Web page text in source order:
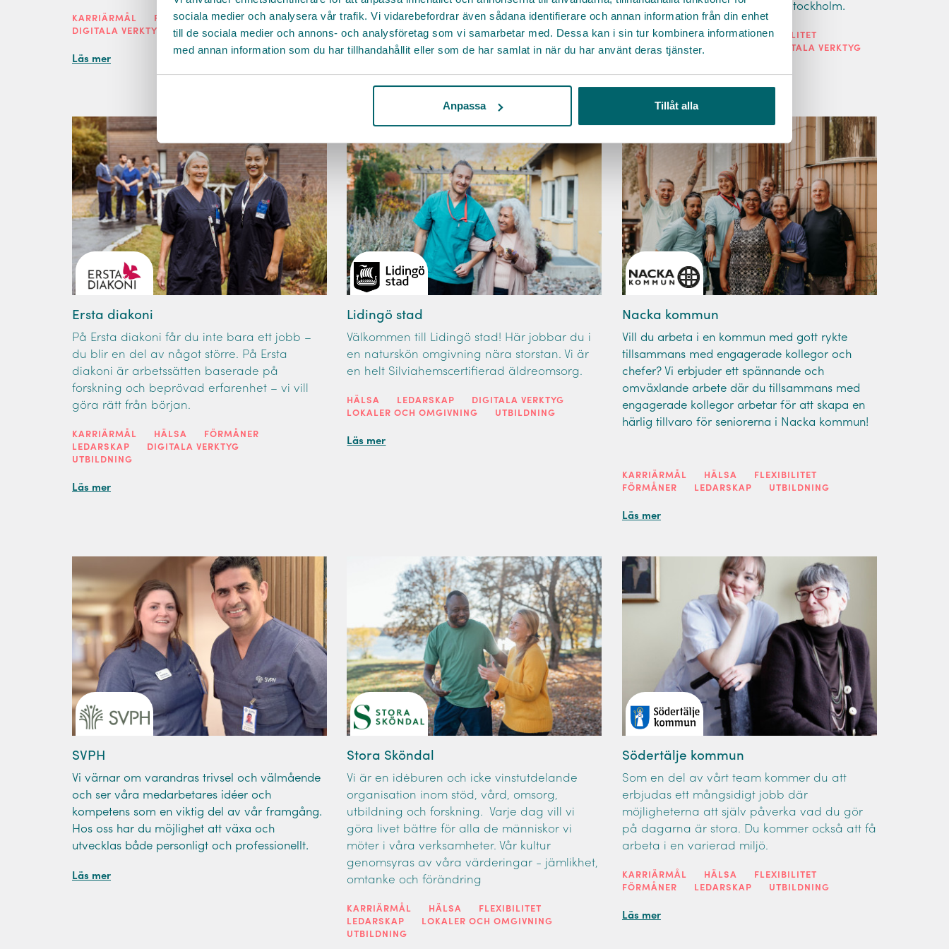
sociala medier och analysera vår trafik. Vi vidarebefordrar även sådana identifierare och annan information från din enhet
till de sociala medier och annons- och analysföretag som vi samarbetar med. Dessa kan i sin tur kombinera informationen
med annan information som du har tillhandahållit eller som de har samlat in när du har använt deras tjänster.
Anpassa Tillåt alla
KARRIÄRMÅL FÖRMÅNER
LEDARSKAP
DIGITALA VERKTYG
UTBILDNING
Läs mer
KARRIÄRMÅL HÄLSA
FLEXIBILITET
FÖRMÅNER
LEDARSKAP UTBILDNING
15 minuter från Brommaplan i Stockholm.
KARRIÄRMÅL HÄLSA
FLEXIBILITET
FÖRMÅNER
LEDARSKAP DIGITALA VERKTYG
Läs mer
Ersta diakoni
På Ersta diakoni får du inte bara ett jobb –
du blir en del av något större. På Ersta
diakoni är arbetssätten baserade på
forskning och beprövad erfarenhet – vi vill
göra rätt från början.
KARRIÄRMÅL HÄLSA
FÖRMÅNER
LEDARSKAP
DIGITALA VERKTYG
UTBILDNING
Läs mer
Lidingö stad
Välkommen till Lidingö stad! Här jobbar du i
en naturskön omgivning nära storstan. Vi är
en helt Silviahemscertifierad äldreomsorg.
HÄLSA LEDARSKAP
DIGITALA VERKTYG
LOKALER OCH OMGIVNING
UTBILDNING
Läs mer
Nacka kommun
Vill du arbeta i en kommun med gott rykte
tillsammans med engagerade kollegor och
chefer? Vi erbjuder ett spännande och
omväxlande arbete där du tillsammans med
engagerade kollegor arbetar för att skapa en
härlig tillvaro för seniorerna i Nacka kommun!
KARRIÄRMÅL HÄLSA
FLEXIBILITET
FÖRMÅNER
LEDARSKAP UTBILDNING
Läs mer
SVPH
Vi värnar om varandras trivsel och välmående
och ser våra medarbetares idéer och
kompetens som en viktig del av vår framgång.
Hos oss har du möjlighet att växa och
utvecklas både personligt och professionellt.
Läs mer
Stora Sköndal
Vi är en idéburen och icke vinstutdelande
organisation inom stöd, vård, omsorg,
utbildning och forskning. Varje dag vill vi
göra livet bättre för alla de människor vi
möter i våra verksamheter. Vår kultur
genomsyras av våra värderingar - jämlikhet,
omtanke och förändring
KARRIÄRMÅL HÄLSA
FLEXIBILITET
LEDARSKAP
LOKALER OCH OMGIVNING
UTBILDNING
Södertälje kommun
Som en del av vårt team kommer du att
erbjudas ett mångsidigt jobb där
möjligheterna att själv påverka vad du gör
på dagarna är stora. Du kommer också att få
arbeta i en varierad miljö.
KARRIÄRMÅL HÄLSA
FLEXIBILITET
FÖRMÅNER
LEDARSKAP UTBILDNING
Läs mer